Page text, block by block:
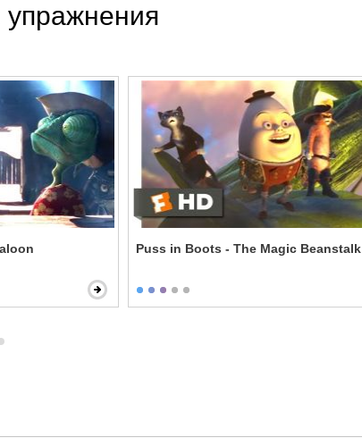
Puss in Boots - The Magic Beanstalk